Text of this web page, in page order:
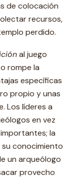
de colocación
recursos,
perdido.
al juego
rompe la
específicas
propio y unas
Los líderes a
en vez
la
su conocimiento
un arqueólogo
provecho